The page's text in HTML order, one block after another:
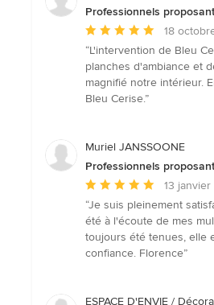
Professionnels
Note
moyenne
:
5
étoiles
18
“L'intervention de Bleu
planches d'ambiance et
magnifié notre intérieur.
Bleu Cerise.”
Muriel JANSSOONE
Professionnels
Note
moyenne
:
5
étoiles
13
“Je suis pleinement
été à l'écoute de mes
toujours été tenues, elle
confiance. Florence”
ESPACE D'ENVIE /